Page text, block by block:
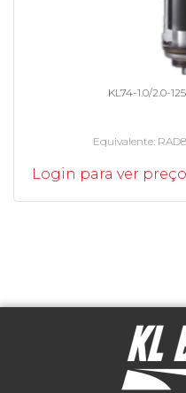
KL74-1.0/2.0-
Equivalente
Login para ver preço